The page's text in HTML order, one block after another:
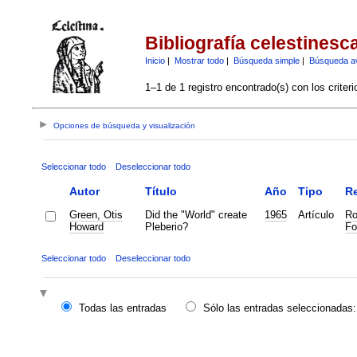
Bibliografía
Inicio| Mostrar todo| Búsqueda simple| Búsqueda
1–1 de 1 registro encontrado(s) con los
Opciones de búsqueda y visualización
Seleccionar todo Deseleccionar todo
Autor Título Año Tipo
Green, Otis
Howard
Did the "World" create
Pleberio?
1965 Artículo
Seleccionar todo Deseleccionar todo
Todas las entradas
Sólo las entradas seleccionadas: